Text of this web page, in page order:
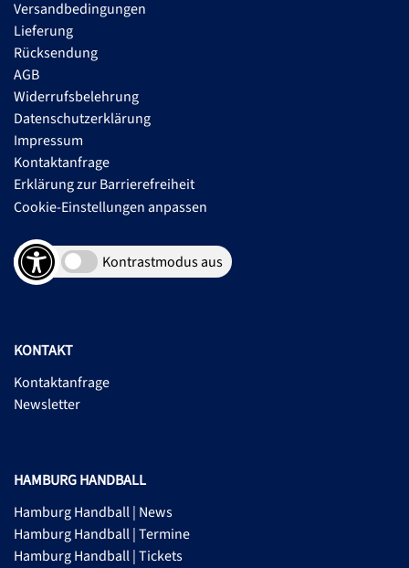
Versandbedingungen
Lieferung
Rücksendung
AGB
Widerrufsbelehrung
Datenschutzerklärung
Impressum
Kontaktanfrage
Erklärung zur Barrierefreiheit
Cookie-Einstellungen anpassen
Kontrastmodus aus
KONTAKT
Kontaktanfrage
Newsletter
HAMBURG HANDBALL
Hamburg Handball | News
Hamburg Handball | Termine
Hamburg Handball | Tickets